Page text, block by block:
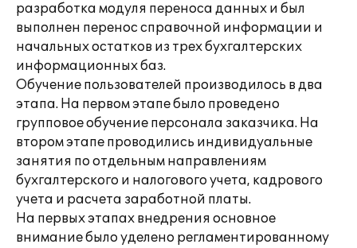
разработка модуля переноса данных и был
выполнен перенос справочной информации и
начальных остатков из трех бухгалтерских
информационных баз.
Обучение пользователей производилось в два
этапа. На первом этапе было проведено
групповое обучение персонала заказчика. На
втором этапе проводились индивидуальные
занятия по отдельным направлениям
бухгалтерского и налогового учета, кадрового
учета и расчета заработной платы.
На первых этапах внедрения основное
внимание было уделено регламентированному